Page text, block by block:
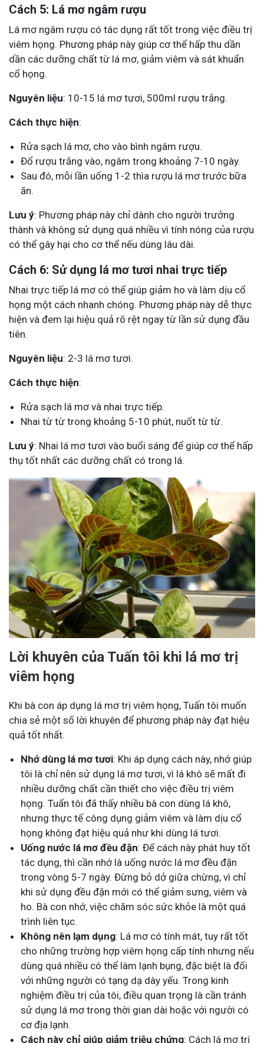
Cách 5: Lá mơ ngâm rượu
Lá mơ ngâm rượu có tác dụng rất tốt trong việc điều trị
viêm họng. Phương pháp này giúp cơ thể hấp thu dần
dần các dưỡng chất từ lá mơ, giảm viêm và sát khuẩn
cổ họng.
Nguyên liệu: 10-15 lá mơ tươi, 500ml rượu trắng.
Cách thực hiện:
Rửa sạch lá mơ, cho vào bình ngâm rượu.
Đổ rượu trắng vào, ngâm trong khoảng 7-10 ngày.
Sau đó, mỗi lần uống 1-2 thìa rượu lá mơ trước bữa
ăn.
Lưu ý: Phương pháp này chỉ dành cho người trưởng
thành và không sử dụng quá nhiều vì tính nóng của rượu
có thể gây hại cho cơ thể nếu dùng lâu dài.
Cách 6: Sử dụng lá mơ tươi nhai trực tiếp
Nhai trực tiếp lá mơ có thể giúp giảm ho và làm dịu cổ
họng một cách nhanh chóng. Phương pháp này dễ thực
hiện và đem lại hiệu quả rõ rệt ngay từ lần sử dụng đầu
tiên.
Nguyên liệu: 2-3 lá mơ tươi.
Cách thực hiện:
Rửa sạch lá mơ và nhai trực tiếp.
Nhai từ từ trong khoảng 5-10 phút, nuốt từ từ.
Lưu ý: Nhai lá mơ tươi vào buổi sáng để giúp cơ thể hấp
thụ tốt nhất các dưỡng chất có trong lá.
Lời khuyên của Tuấn tôi khi lá mơ trị
viêm họng
Khi bà con áp dụng lá mơ trị viêm họng, Tuấn tôi muốn
chia sẻ một số lời khuyên để phương pháp này đạt hiệu
quả tốt nhất.
Nhớ dùng lá mơ tươi: Khi áp dụng cách này, nhớ giúp
tôi là chỉ nên sử dụng lá mơ tươi, vì lá khô sẽ mất đi
nhiều dưỡng chất cần thiết cho việc điều trị viêm
họng. Tuấn tôi đã thấy nhiều bà con dùng lá khô,
nhưng thực tế công dụng giảm viêm và làm dịu cổ
họng không đạt hiệu quả như khi dùng lá tươi.
Uống nước lá mơ đều đặn: Để cách này phát huy tốt
tác dụng, thì cần nhớ là uống nước lá mơ đều đặn
trong vòng 5-7 ngày. Đừng bỏ dở giữa chừng, vì chỉ
khi sử dụng đều đặn mới có thể giảm sưng, viêm và
ho. Bà con nhớ, việc chăm sóc sức khỏe là một quá
trình liên tục.
Không nên lạm dụng: Lá mơ có tính mát, tuy rất tốt
cho những trường hợp viêm họng cấp tính nhưng nếu
dùng quá nhiều có thể làm lạnh bụng, đặc biệt là đối
với những người có tạng dạ dày yếu. Trong kinh
nghiệm điều trị của tôi, điều quan trọng là cần tránh
sử dụng lá mơ trong thời gian dài hoặc với người có
cơ địa lạnh.
Cách này chỉ giúp giảm triệu chứng: Cách lá mơ trị